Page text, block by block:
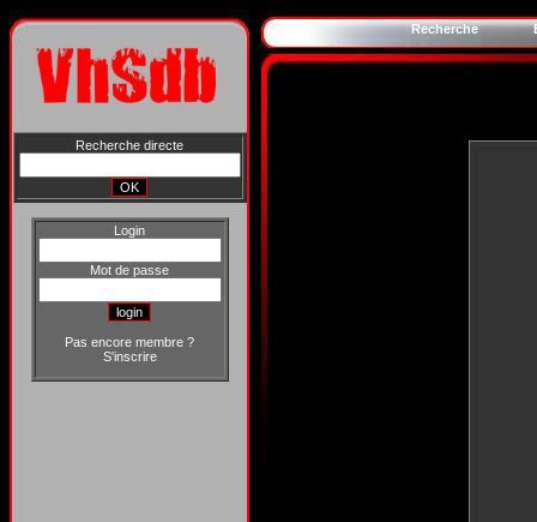
Recherche directe
Login
Mot de passe
Pas encore membre ?
S'inscrire
Recherche